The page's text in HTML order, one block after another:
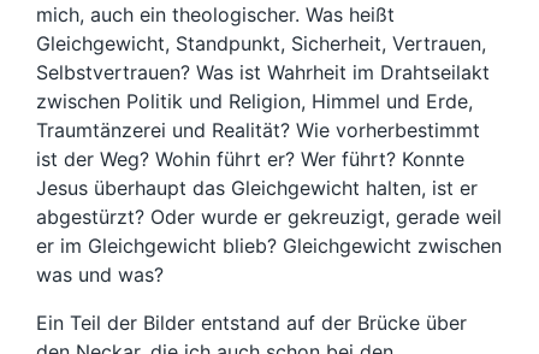
mich, auch ein theologischer. Was heißt
Gleichgewicht, Standpunkt, Sicherheit, Vertrauen,
Selbstvertrauen? Was ist Wahrheit im Drahtseilakt
zwischen Politik und Religion, Himmel und Erde,
Traumtänzerei und Realität? Wie vorherbestimmt
ist der Weg? Wohin führt er? Wer führt? Konnte
Jesus überhaupt das Gleichgewicht halten, ist er
abgestürzt? Oder wurde er gekreuzigt, gerade weil
er im Gleichgewicht blieb? Gleichgewicht zwischen
was und was?
Ein Teil der Bilder entstand auf der Brücke über